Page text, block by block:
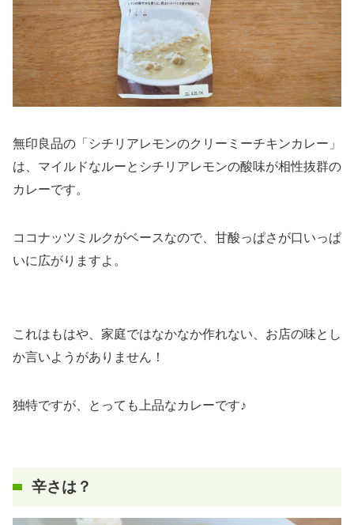
無印良品の「シチリアレモンのクリーミーチキンカレー」
は、マイルドなルーとシチリアレモンの酸味が相性抜群の
カレーです。
ココナッツミルクがベースなので、甘酸っぱさが口いっぱ
いに広がりますよ。
これはもはや、家庭ではなかなか作れない、お店の味とし
か言いようがありません！
独特ですが、とっても上品なカレーです♪
辛さは？